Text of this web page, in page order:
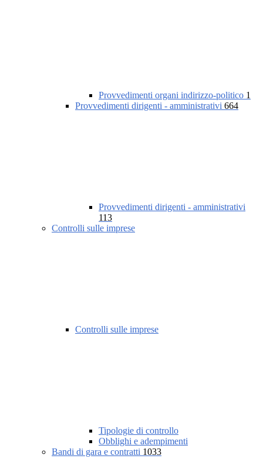
Provvedimenti organi indirizzo-politico 1
Provvedimenti dirigenti - amministrativi 664
Provvedimenti dirigenti - amministrativi
113
Controlli sulle imprese
Controlli sulle imprese
Tipologie di controllo
Obblighi e adempimenti
Bandi di gara e contratti 1033